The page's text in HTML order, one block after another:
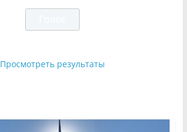
Просмотреть результаты